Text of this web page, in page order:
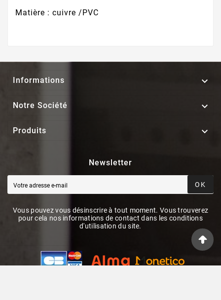
Matière : cuivre /PVC
Informations 
Notre Société 
Produits 
Newsletter
OK
Vous pouvez vous désinscrire à tout moment. Vous trouverez
pour cela nos informations de contact dans les conditions
d'utilisation du site.